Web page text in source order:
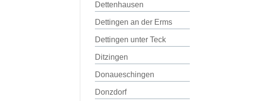
Dettenhausen
Dettingen an der Erms
Dettingen unter Teck
Ditzingen
Donaueschingen
Donzdorf